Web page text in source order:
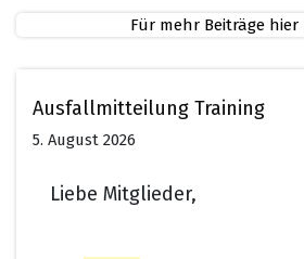
Für mehr Beiträge hier
Ausfallmitteilung Training
5. August 2026
Liebe Mitglieder,